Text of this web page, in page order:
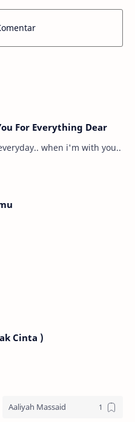
For Everything Dear
Cinta )
Aaliyah Massaid